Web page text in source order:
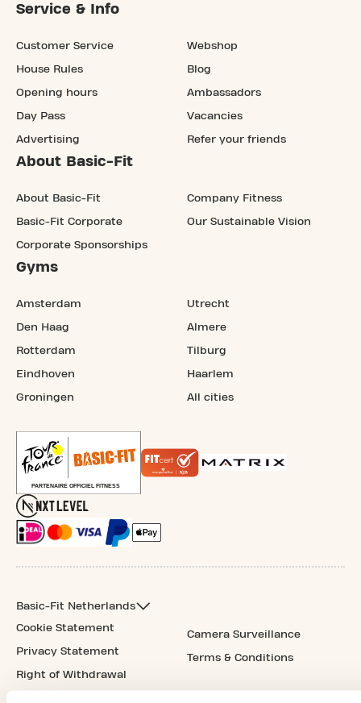
Service & Info
Customer Service
House Rules
Opening hours
Day Pass
Advertising
Webshop
Blog
Ambassadors
Vacancies
Refer your friends
About Basic-Fit
About Basic-Fit
Basic-Fit Corporate
Corporate Sponsorships
Company Fitness
Our Sustainable Vision
Gyms
Amsterdam
Den Haag
Rotterdam
Eindhoven
Groningen
Utrecht
Almere
Tilburg
Haarlem
All cities
Basic-Fit Netherlands
Cookie Statement
Privacy Statement
Right of Withdrawal
Camera Surveillance
Terms & Conditions